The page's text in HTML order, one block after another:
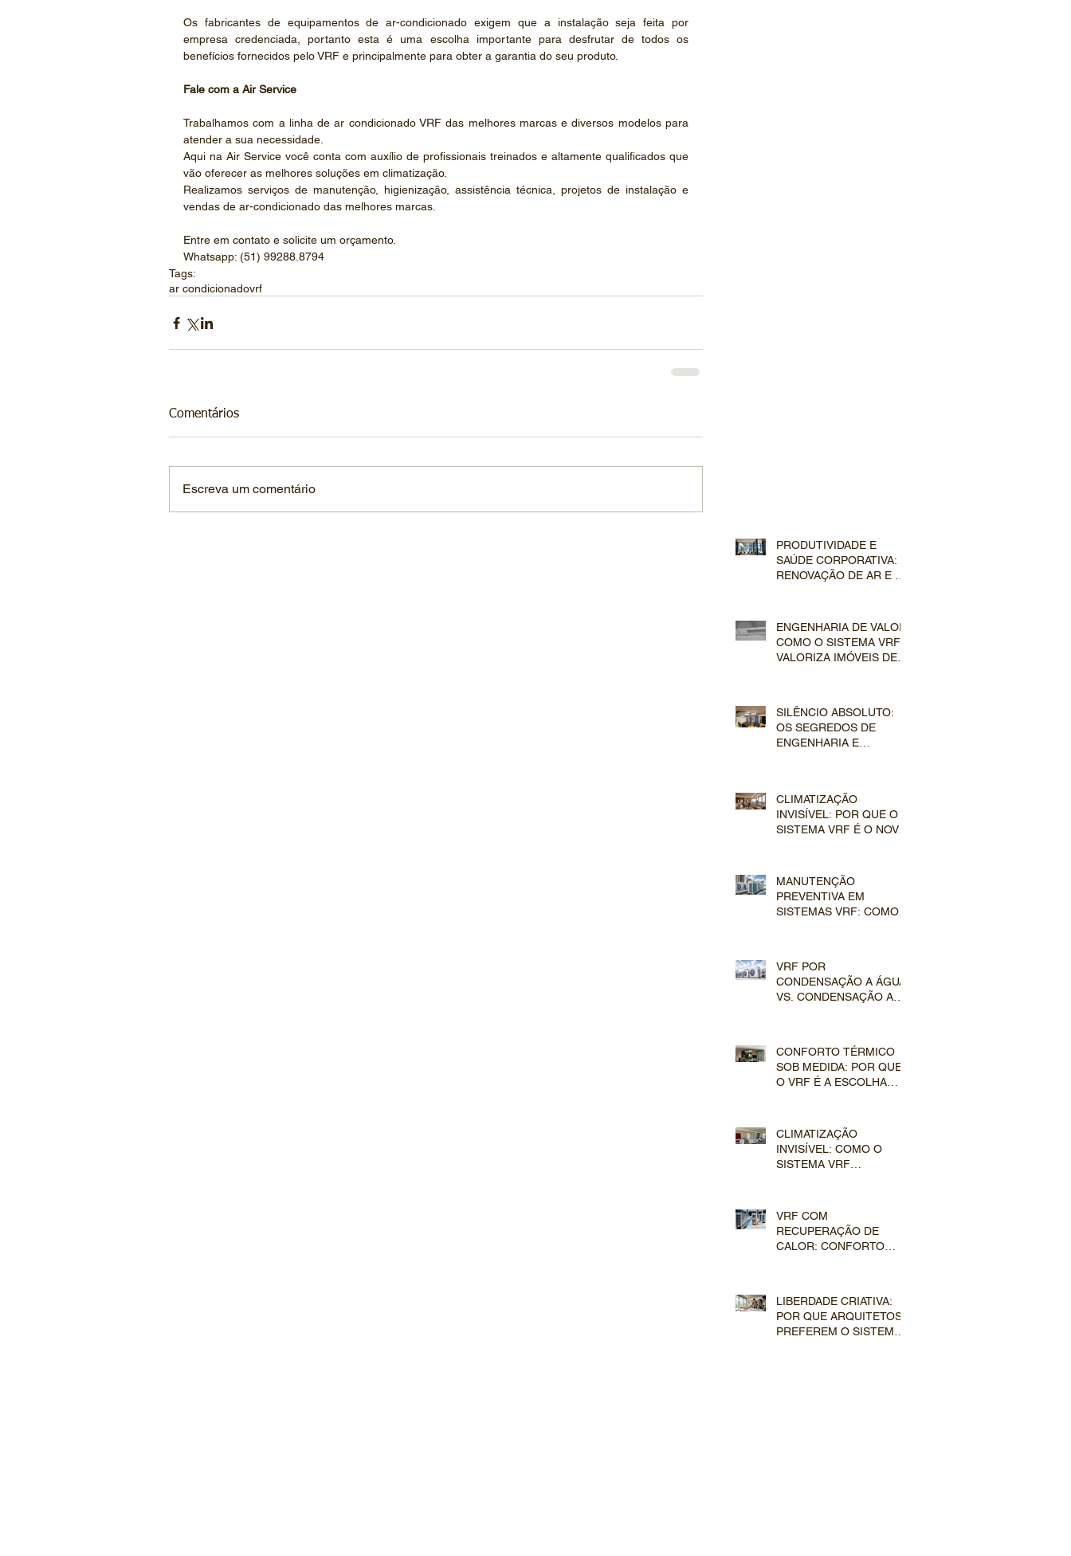
Os fabricantes de equipamentos de ar-condicionado exigem que a instalação seja feita por
empresa credenciada, portanto esta é uma escolha importante para desfrutar de todos os
benefícios fornecidos pelo VRF e principalmente para obter a garantia do seu produto.
Fale com a Air Service
Trabalhamos com a linha de ar condicionado VRF das melhores marcas e diversos modelos para
atender a sua necessidade.
Aqui na Air Service você conta com auxílio de profissionais treinados e altamente qualificados que
vão oferecer as melhores soluções em climatização.
Realizamos serviços de manutenção, higienização, assistência técnica, projetos de instalação e
vendas de ar-condicionado das melhores marcas.
Entre em contato e solicite um orçamento.
Whatsapp: (51) 99288.8794
Tags:
ar condicionadovrf
Comentários
Escreva um comentário
PRODUTIVIDADE E
SAÚDE CORPORATIVA: A
RENOVAÇÃO DE AR E A
COMERCIAIS
ENGENHARIA DE VALOR:
COMO O SISTEMA VRF
VALORIZA IMÓVEIS DE
SILÊNCIO ABSOLUTO:
OS SEGREDOS DE
ENGENHARIA E
CLIMATIZAÇÃO
INVISÍVEL: POR QUE O
SISTEMA VRF É O NOVO
MANUTENÇÃO
PREVENTIVA EM
SISTEMAS VRF: COMO
VRF POR
CONDENSAÇÃO A ÁGUA
VS. CONDENSAÇÃO A
CONFORTO TÉRMICO
SOB MEDIDA: POR QUE
O VRF É A ESCOLHA
RESIDÊNCIAS?
CLIMATIZAÇÃO
INVISÍVEL: COMO O
SISTEMA VRF
ARQUITETÔNICOS DE
ALTO PADRÃO
VRF COM
RECUPERAÇÃO DE
CALOR: CONFORTO
LIBERDADE CRIATIVA:
POR QUE ARQUITETOS
PREFEREM O SISTEMA